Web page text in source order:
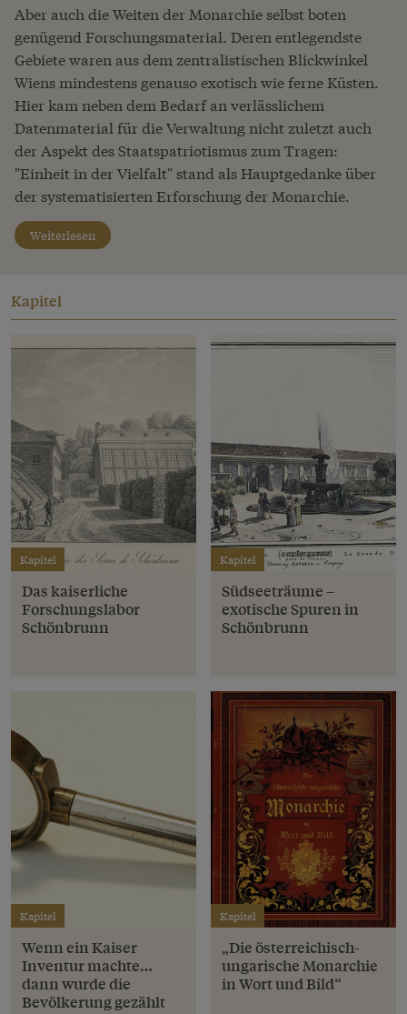
Aber auch die Weiten der Monarchie selbst boten
genügend Forschungsmaterial. Deren entlegendste
Gebiete waren aus dem zentralistischen Blickwinkel
Wiens mindestens genauso exotisch wie ferne Küsten.
Hier kam neben dem Bedarf an verlässlichem
Datenmaterial für die Verwaltung nicht zuletzt auch
der Aspekt des Staatspatriotismus zum Tragen:
"Einheit in der Vielfalt" stand als Hauptgedanke über
der systematisierten Erforschung der Monarchie.
Weiterlesen
Kapitel
Kapitel
Das kaiserliche
Forschungslabor
Schönbrunn
Kapitel
Südseeträume –
exotische Spuren in
Schönbrunn
Kapitel
Wenn ein Kaiser
Inventur machte…
dann wurde die
Bevölkerung gezählt
Kapitel
„Die österreichisch-
ungarische Monarchie
in Wort und Bild“